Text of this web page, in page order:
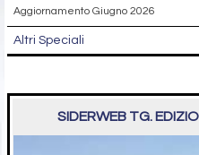
Aggiornamento Giugno 2026
Altri Speciali
SIDERWEB TG.